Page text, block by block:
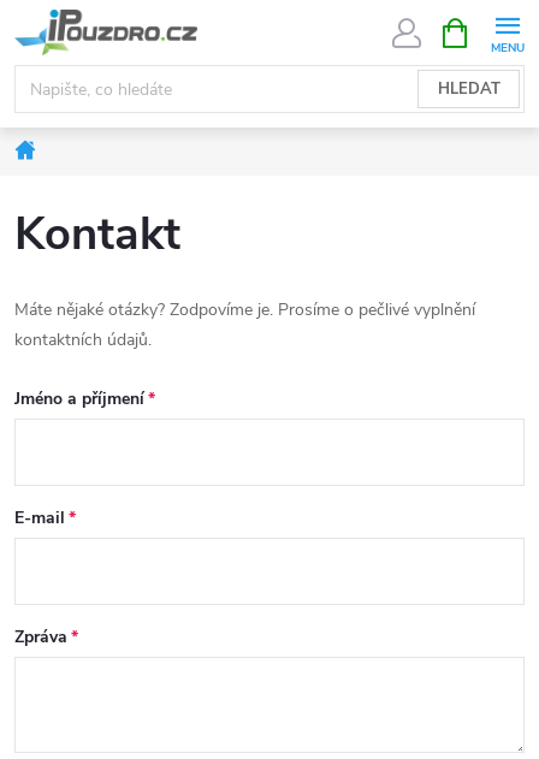
na
obsah
HLEDAT
NÁKUPNÍ
KOŠÍK
Kontakt
Máte nějaké otázky? Zodpovíme je. Prosíme o pečlivé vyplnění
kontaktních údajů.
Jméno a příjmení
E-mail
Zpráva